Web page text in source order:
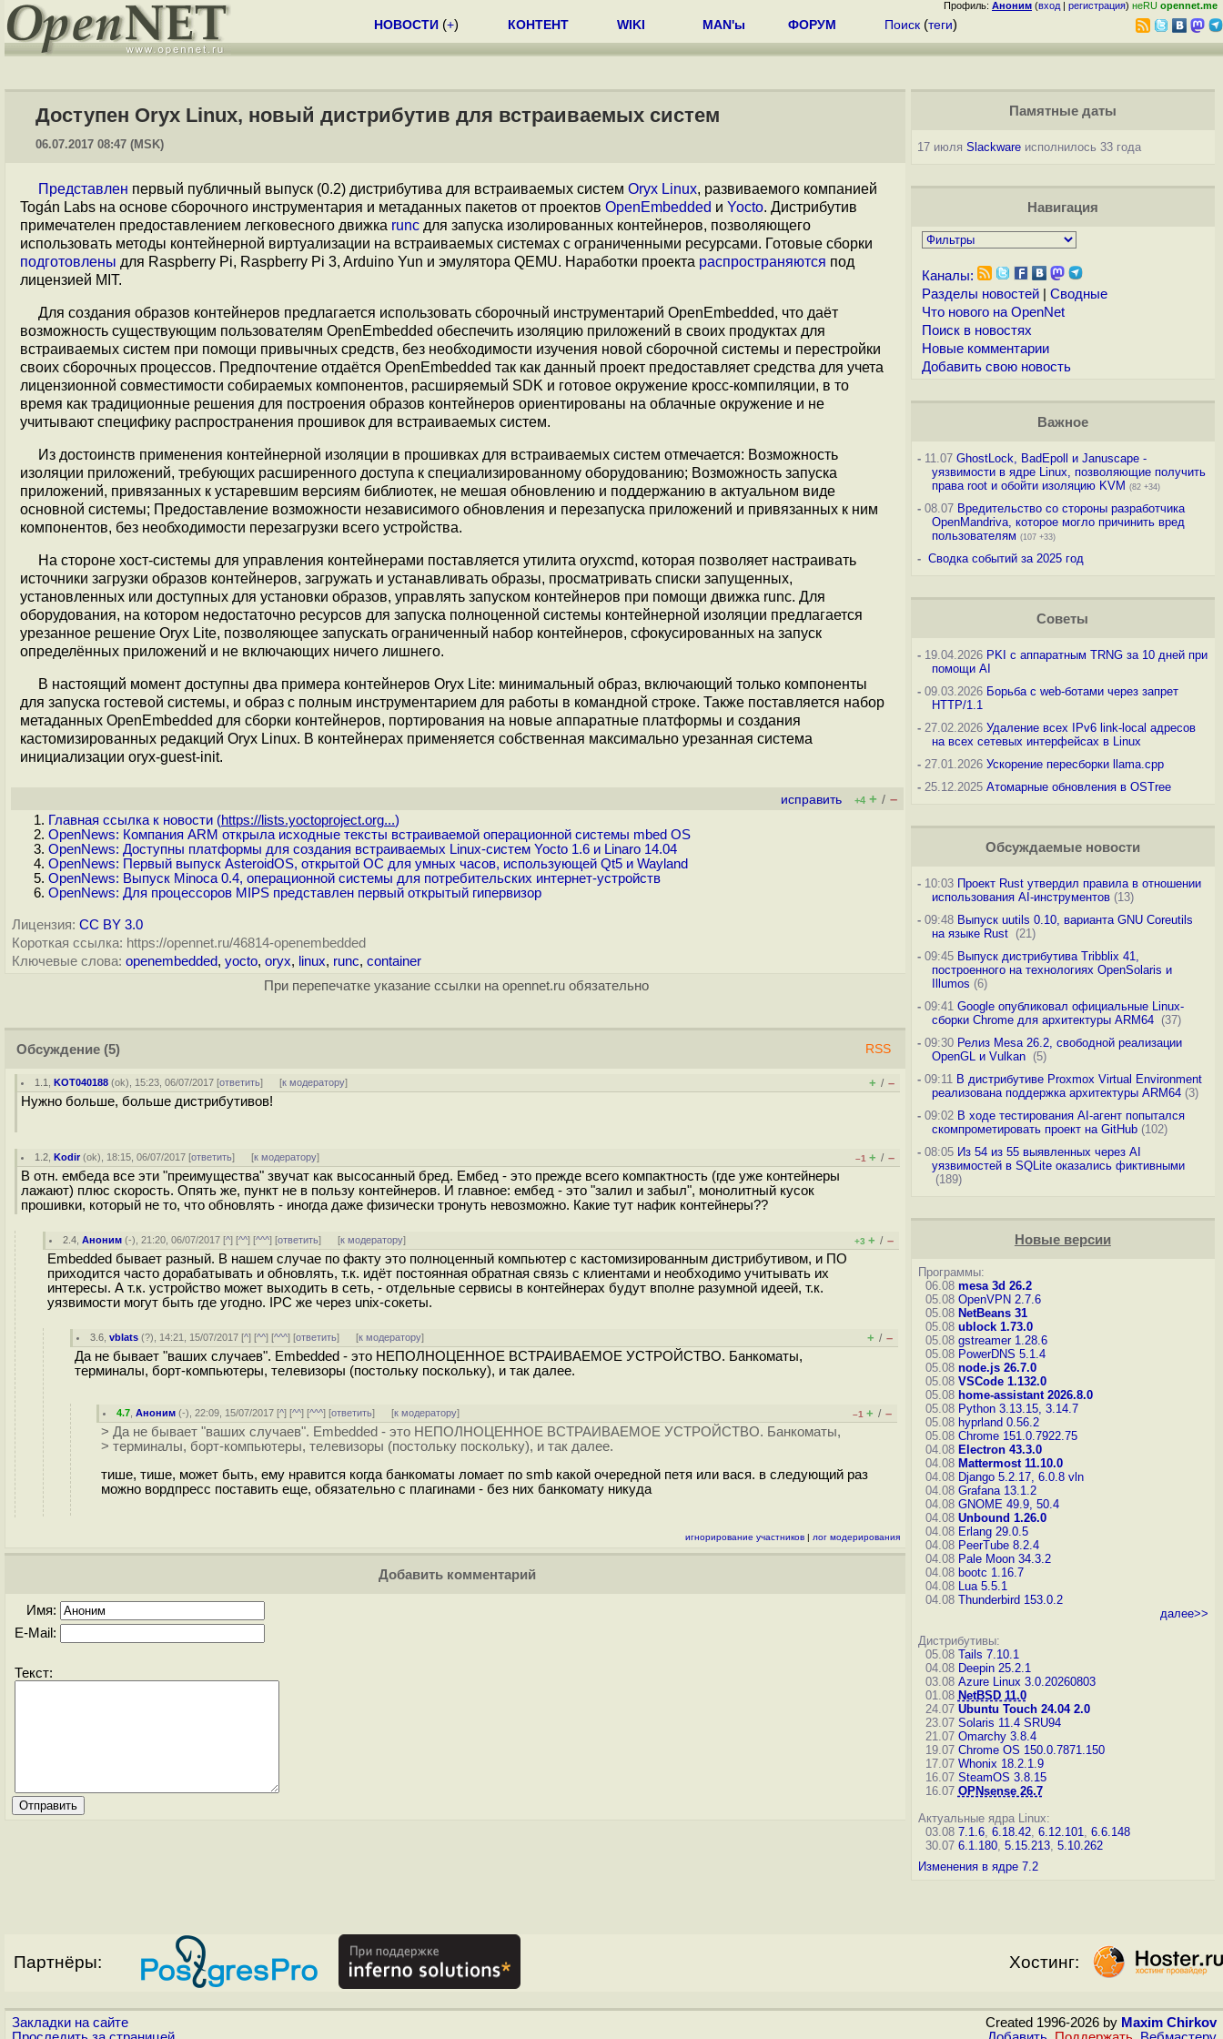
Профиль: Аноним (вход | регистрация) неRU opennet.me
НОВОСТИ (+) КОНТЕНТ WIKI MAN'ы ФОРУМ Поиск (теги)
Доступен Oryx Linux, новый дистрибутив для встраиваемых систем
06.07.2017 08:47 (MSK)
Представлен первый публичный выпуск (0.2) дистрибутива для встраиваемых систем Oryx Linux, развиваемого компанией
Togán Labs на основе сборочного инструментария и метаданных пакетов от проектов OpenEmbedded и Yocto. Дистрибутив
примечателен предоставлением легковесного движка runc для запуска изолированных контейнеров, позволяющего
использовать методы контейнерной виртуализации на встраиваемых системах с ограниченными ресурсами. Готовые сборки
подготовлены для Raspberry Pi, Raspberry Pi 3, Arduino Yun и эмулятора QEMU. Наработки проекта распространяются под
лицензией MIT.
Для создания образов контейнеров предлагается использовать сборочный инструментарий OpenEmbedded, что даёт
возможность существующим пользователям OpenEmbedded обеспечить изоляцию приложений в своих продуктах для
встраиваемых систем при помощи привычных средств, без необходимости изучения новой сборочной системы и перестройки
своих сборочных процессов. Предпочтение отдаётся OpenEmbedded так как данный проект предоставляет средства для учета
лицензионной совместимости собираемых компонентов, расширяемый SDK и готовое окружение кросс-компиляции, в то
время как традиционные решения для построения образов контейнеров ориентированы на облачные окружение и не
учитывают специфику распространения прошивок для встраиваемых систем.
Из достоинств применения контейнерной изоляции в прошивках для встраиваемых систем отмечается: Возможность
изоляции приложений, требующих расширенного доступа к специализированному оборудованию; Возможность запуска
приложений, привязанных к устаревшим версиям библиотек, не мешая обновлению и поддержанию в актуальном виде
основной системы; Предоставление возможности независимого обновления и перезапуска приложений и привязанных к ним
компонентов, без необходимости перезагрузки всего устройства.
На стороне хост-системы для управления контейнерами поставляется утилита oryxcmd, которая позволяет настраивать
источники загрузки образов контейнеров, загружать и устанавливать образы, просматривать списки запущенных,
установленных или доступных для установки образов, управлять запуском контейнеров при помощи движка runc. Для
оборудования, на котором недостаточно ресурсов для запуска полноценной системы контейнерной изоляции предлагается
урезанное решение Oryx Lite, позволяющее запускать ограниченный набор контейнеров, сфокусированных на запуск
определённых приложений и не включающих ничего лишнего.
В настоящий момент доступны два примера контейнеров Oryx Lite: минимальный образ, включающий только компоненты
для запуска гостевой системы, и образ с полным инструментарием для работы в командной строке. Также поставляется набор
метаданных OpenEmbedded для сборки контейнеров, портирования на новые аппаратные платформы и создания
кастомизированных редакций Oryx Linux. В контейнерах применяется собственная максимально урезанная система
инициализации oryx-guest-init.
исправить +4 + / –
Главная ссылка к новости (https://lists.yoctoproject.org...)
OpenNews: Компания ARM открыла исходные тексты встраиваемой операционной системы mbed OS
OpenNews: Доступны платформы для создания встраиваемых Linux-систем Yocto 1.6 и Linaro 14.04
OpenNews: Первый выпуск AsteroidOS, открытой ОС для умных часов, использующей Qt5 и Wayland
OpenNews: Выпуск Minoca 0.4, операционной системы для потребительских интернет-устройств
OpenNews: Для процессоров MIPS представлен первый открытый гипервизор
Лицензия: CC BY 3.0
Короткая ссылка: https://opennet.ru/46814-openembedded
Ключевые слова: openembedded, yocto, oryx, linux, runc, container
При перепечатке указание ссылки на opennet.ru обязательно
Обсуждение (5) RSS
1.1 ,KOT040188 (ok), 15:23, 06/07/2017 [ответить] [к модератору] + / –
Нужно больше, больше дистрибутивов!
1.2 ,Kodir(ok), 18:15, 06/07/2017 [ответить] [к модератору] –1 + / –
В отн. ембеда все эти "преимущества" звучат как высосанный бред. Ембед - это прежде всего компактность (где уже контейнеры
лажают) плюс скорость. Опять же, пункт не в пользу контейнеров. И главное: ембед - это "залил и забыл", монолитный кусок
прошивки, который не то, что обновлять - иногда даже физически тронуть невозможно. Какие тут нафик контейнеры??
2.4 ,Аноним (-), 21:20, 06/07/2017 [^] [^^] [^^^] [ответить] [к модератору] +3 + / –
Embedded бывает разный. В нашем случае по факту это полноценный компьютер с кастомизированным дистрибутивом, и ПО
приходится часто дорабатывать и обновлять, т.к. идёт постоянная обратная связь с клиентами и необходимо учитывать их
интересы. А т.к. устройство может выходить в сеть, - отдельные сервисы в контейнерах будут вполне разумной идеей, т.к.
уязвимости могут быть где угодно. IPC же через unix-сокеты.
3.6 ,vblats (?), 14:21, 15/07/2017 [^] [^^] [^^^] [ответить] [к модератору] + / –
Да не бывает "ваших случаев". Embedded - это НЕПОЛНОЦЕННОЕ ВСТРАИВАЕМОЕ УСТРОЙСТВО. Банкоматы,
терминалы, борт-компьютеры, телевизоры (постольку поскольку), и так далее.
4.7 ,Аноним (-), 22:09, 15/07/2017 [^] [^^] [^^^] [ответить] [к модератору] –1 + / –
> Да не бывает "ваших случаев". Embedded - это НЕПОЛНОЦЕННОЕ ВСТРАИВАЕМОЕ УСТРОЙСТВО. Банкоматы,
> терминалы, борт-компьютеры, телевизоры (постольку поскольку), и так далее.
тише, тише, может быть, ему нравится когда банкоматы ломает по smb какой очередной петя или вася. в следующий раз
можно вордпресс поставить еще, обязательно с плагинами - без них банкомату никуда
игнорирование участников | лог модерирования
Добавить комментарий
Имя:
E-Mail:
Текст:
Памятные даты
17 июля Slackwareисполнилось 33 года
Навигация
Каналы:
Разделы новостей| Сводные
Что нового на OpenNet
Поиск в новостях
Новые комментарии
Добавить свою новость
Важное
-11.07 GhostLock, BadEpoll и Januscape -
уязвимости в ядре Linux, позволяющие получить
права root и обойти изоляцию KVM (82 +34)
-08.07 Вредительство со стороны разработчика
OpenMandriva, которое могло причинить вред
пользователям (107 +33)
- Сводка событий за 2025 год
Советы
-19.04.2026 PKI с аппаратным TRNG за 10 дней при
помощи AI
-09.03.2026 Борьба с web-ботами через запрет
HTTP/1.1
-27.02.2026 Удаление всех IPv6 link-local адресов
на всех сетевых интерфейсах в Linux
-27.01.2026 Ускорение пересборки llama.cpp
-25.12.2025 Атомарные обновления в OSTree
Обсуждаемые новости
-10:03 Проект Rust утвердил правила в отношении
использования AI-инструментов(13)
-09:48 Выпуск uutils 0.10, варианта GNU Coreutils
на языке Rust (21)
-09:45 Выпуск дистрибутива Tribblix 41,
построенного на технологиях OpenSolaris и
Illumos (6)
-09:41 Google опубликовал официальные Linux-
сборки Chrome для архитектуры ARM64 (37)
-09:30 Релиз Mesa 26.2, свободной реализации
OpenGL и Vulkan (5)
-09:11 В дистрибутиве Proxmox Virtual Environment
реализована поддержка архитектуры ARM64(3)
-09:02 В ходе тестирования AI-агент попытался
скомпрометировать проект на GitHub(102)
-08:05 Из 54 из 55 выявленных через AI
уязвимостей в SQLite оказались фиктивными
(189)
Новые версии
Программы:
06.08 mesa 3d 26.2
05.08 OpenVPN 2.7.6
05.08 NetBeans 31
05.08 ublock 1.73.0
05.08 gstreamer 1.28.6
05.08 PowerDNS 5.1.4
05.08 node.js 26.7.0
05.08 VSCode 1.132.0
05.08 home-assistant 2026.8.0
05.08 Python 3.13.15, 3.14.7
05.08 hyprland 0.56.2
05.08 Chrome 151.0.7922.75
04.08 Electron 43.3.0
04.08 Mattermost 11.10.0
04.08 Django 5.2.17, 6.0.8 vln
04.08 Grafana 13.1.2
04.08 GNOME 49.9, 50.4
04.08 Unbound 1.26.0
04.08 Erlang 29.0.5
04.08 PeerTube 8.2.4
04.08 Pale Moon 34.3.2
04.08 bootc 1.16.7
04.08 Lua 5.5.1
04.08 Thunderbird 153.0.2
далее>>
Дистрибутивы:
05.08 Tails 7.10.1
04.08 Deepin 25.2.1
03.08 Azure Linux 3.0.20260803
01.08 NetBSD 11.0
24.07 Ubuntu Touch 24.04 2.0
23.07 Solaris 11.4 SRU94
21.07 Omarchy 3.8.4
19.07 Chrome OS 150.0.7871.150
17.07 Whonix 18.2.1.9
16.07 SteamOS 3.8.15
16.07 OPNsense 26.7
Актуальные ядра Linux:
03.08 7.1.6, 6.18.42, 6.12.101, 6.6.148
30.07 6.1.180, 5.15.213, 5.10.262
Изменения в ядре 7.2
Партнёры: Хостинг:
Закладки на сайте
Created 1996-2026 by Maxim Chirkov